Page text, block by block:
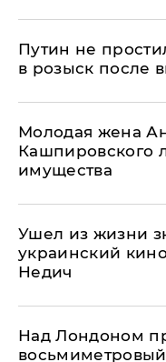
Путин не
в розыск после
Молодая жена
Кашпировского
имущества
Ушел из жизни
украинский
Недич
Над Лондоном